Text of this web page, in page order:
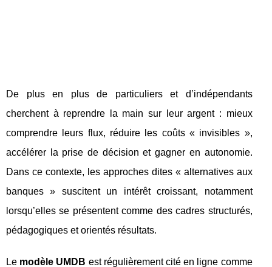
De plus en plus de particuliers et d’indépendants
cherchent à reprendre la main sur leur argent : mieux
comprendre leurs flux, réduire les coûts « invisibles »,
accélérer la prise de décision et gagner en autonomie.
Dans ce contexte, les approches dites « alternatives aux
banques » suscitent un intérêt croissant, notamment
lorsqu’elles se présentent comme des cadres structurés,
pédagogiques et orientés résultats.
Le modèle UMDB est régulièrement cité en ligne comme